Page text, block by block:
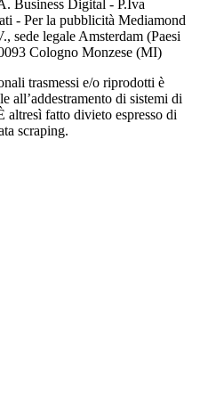
Business Digital - P.Iva
- Per la pubblicità Mediamond
sede legale Amsterdam (Paesi
Cologno Monzese (MI)
trasmessi e/o riprodotti è
all’addestramento di sistemi di
altresì fatto divieto espresso di
scraping.